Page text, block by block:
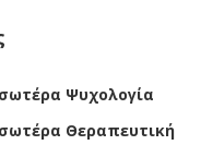
Ψυχολογία
Θεραπευτική